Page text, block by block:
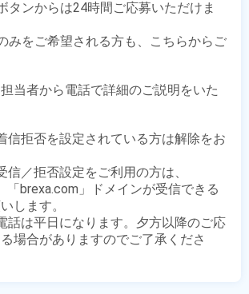
タンからは24時間ご応募いただけま
みをご希望される方も、こちらからご
当者から電話で詳細のご説明をいた
信拒否を設定されている方は解除をお
信／拒否設定をご利用の方は、
「brexa.com」ドメインが受信できる
します。
話は平日になります。夕方以降のご応
場合がありますのでご了承くださ